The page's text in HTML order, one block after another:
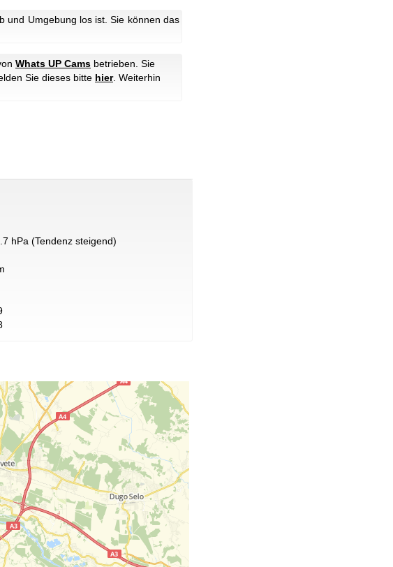
und Umgebung los ist. Sie können das
Whats UP Cams betrieben. Sie
Sie dieses bitte hier. Weiterhin
hPa (Tendenz steigend)